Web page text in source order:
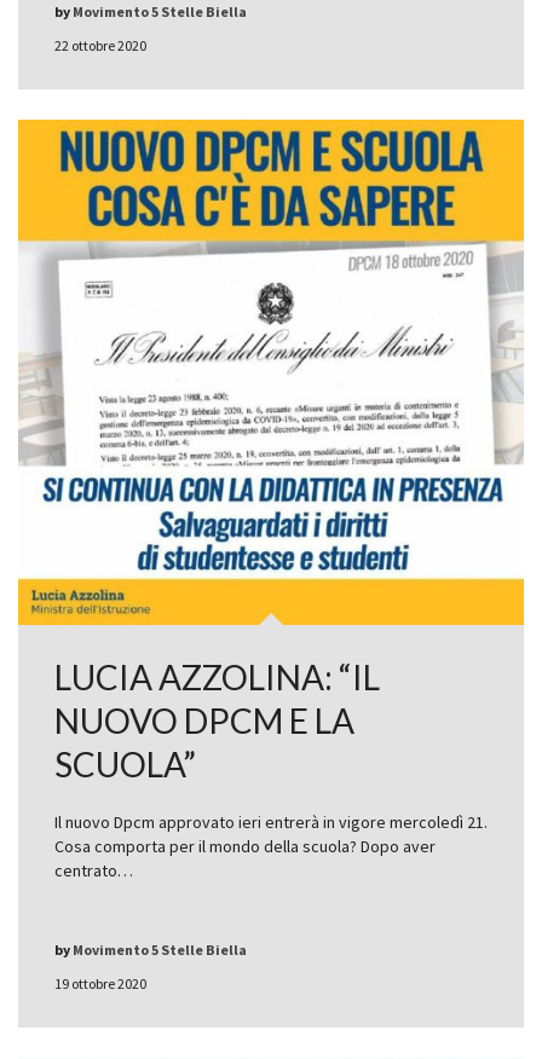
22 ottobre 2020
by Movimento 5 Stelle Biella
LUCIA AZZOLINA: “IL
NUOVO DPCM E LA
SCUOLA”
Il nuovo Dpcm approvato ieri entrerà in vigore mercoledì 21.
Cosa comporta per il mondo della scuola? Dopo aver
centrato…
19 ottobre 2020
by Movimento 5 Stelle Biella